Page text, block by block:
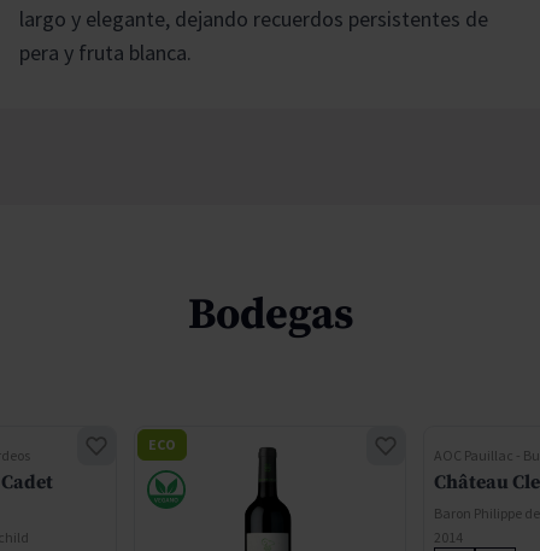
largo y elegante, dejando recuerdos persistentes de
pera y fruta blanca.
Bodegas
ECO
AOC Pauillac -
Château
Baron Philippe
2014